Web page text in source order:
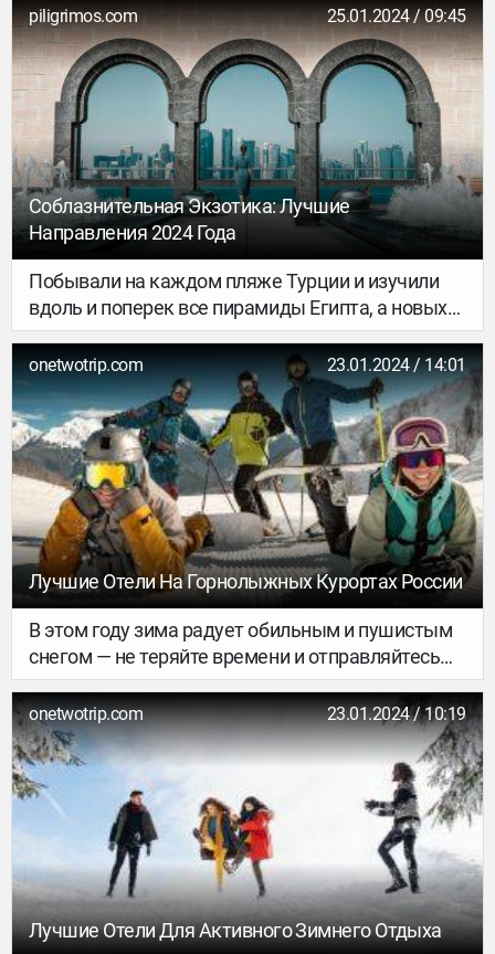
piligrimos.com 25.01.2024 / 09:45
Соблазнительная Экзотика: Лучшие
Направления 2024 Года
Побывали на каждом пляже Турции и изучили
вдоль и поперек все пирамиды Египта, а новых
впечатлений все еще хочется? Мы знаем, что
делать, когда привычные туристические
маршруты уже не впечатляют. Откройте для
себя экзотические направления, в которых
сочетаются удивительные культуры,
живописные ландшафты и невероятные
развлечения. Мы составили список из самых
интересных вариантов для отпуска в 2024 году.
А найти подходящие туры можно у наших
партнеров Madera Travel и TravelHub.
onetwotrip.com 23.01.2024 / 14:01
Лучшие Отели На Горнолыжных Курортах России
В этом году зима радует обильным и пушистым
снегом — не теряйте времени и отправляйтесь
покорять склоны. А чтобы ваш отдых был
максимально комфортным, бронируйте
гостиницу рядом с горнолыжными трассами.
Мы подобрали 20 вариантов размещения для
любителей зимних видов спорта, где можно
выйти из отеля и тут же оказаться в
подъёмнике.
onetwotrip.com 23.01.2024 / 10:19
Лучшие Отели Для Активного Зимнего Отдыха